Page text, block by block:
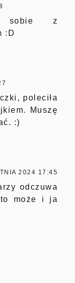
sobie z
:D
poleciła
Muszę
:)
2024 17:45
odczuwa
może i ja